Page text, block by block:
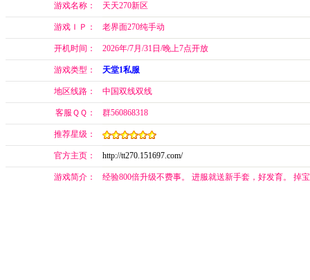
游戏名称： 天天270新区
游戏ＩＰ： 老界面270纯手动
开机时间： 2026年/7月/31日/晚上7点开放
游戏类型： 天堂1私服
地区线路： 中国双线双线
客服ＱＱ： 群560868318
推荐星级：
官方主页： http://tt270.151697.com/
游戏简介： 经验800倍升级不费事。 进服就送新手套，好发育。 掉